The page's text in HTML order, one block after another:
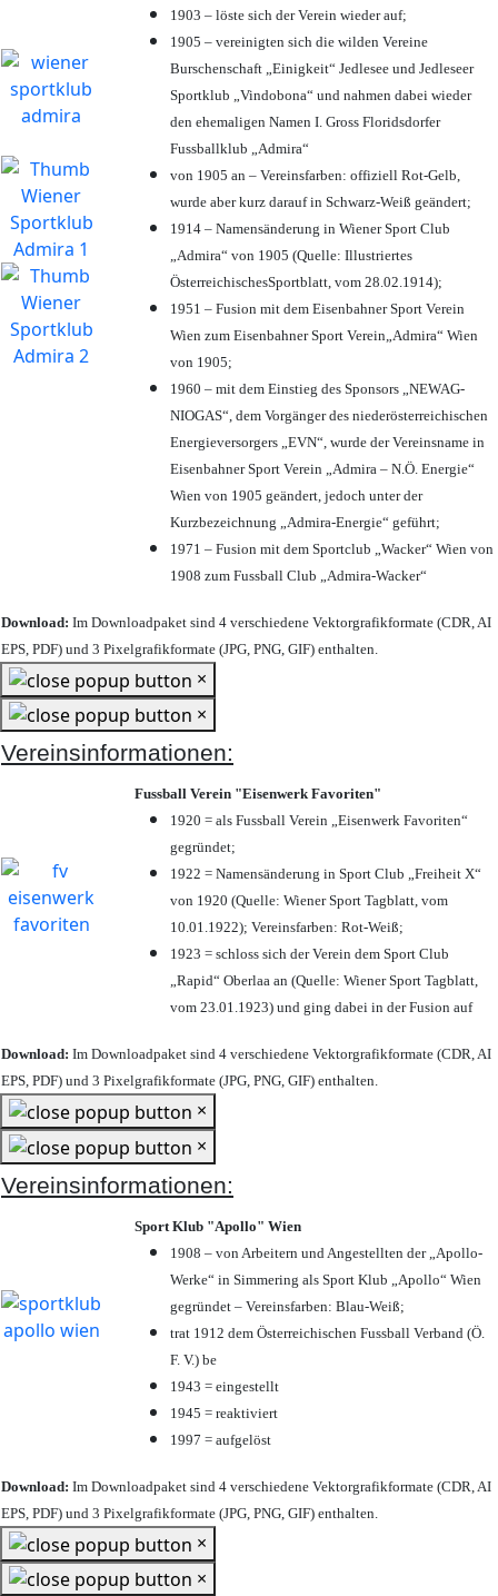
1903 – löste sich der Verein wieder auf;
1905 – vereinigten sich die wilden Vereine
Burschenschaft „Einigkeit“ Jedlesee und Jedleseer
Sportklub „Vindobona“ und nahmen dabei wieder
den ehemaligen Namen I. Gross Floridsdorfer
Fussballklub „Admira“
von 1905 an – Vereinsfarben: offiziell Rot-Gelb,
wurde aber kurz darauf in Schwarz-Weiß geändert;
1914 – Namensänderung in Wiener Sport Club
„Admira“ von 1905 (Quelle: Illustriertes
ÖsterreichischesSportblatt, vom 28.02.1914);
1951 – Fusion mit dem Eisenbahner Sport Verein
Wien zum Eisenbahner Sport Verein„Admira“ Wien
von 1905;
1960 – mit dem Einstieg des Sponsors „NEWAG-
NIOGAS“, dem Vorgänger des niederösterreichischen
Energieversorgers „EVN“, wurde der Vereinsname in
Eisenbahner Sport Verein „Admira – N.Ö. Energie“
Wien von 1905 geändert, jedoch unter der
Kurzbezeichnung „Admira-Energie“ geführt;
1971 – Fusion mit dem Sportclub „Wacker“ Wien von
1908 zum Fussball Club „Admira-Wacker“
Download: Im Downloadpaket sind 4 verschiedene Vektorgrafikformate (CDR, AI
EPS, PDF) und 3 Pixelgrafikformate (JPG, PNG, GIF) enthalten.
×
×
Vereinsinformationen:
Fussball Verein "Eisenwerk Favoriten"
1920 = als Fussball Verein „Eisenwerk Favoriten“
gegründet;
1922 = Namensänderung in Sport Club „Freiheit X“
von 1920 (Quelle: Wiener Sport Tagblatt, vom
10.01.1922); Vereinsfarben: Rot-Weiß;
1923 = schloss sich der Verein dem Sport Club
„Rapid“ Oberlaa an (Quelle: Wiener Sport Tagblatt,
vom 23.01.1923) und ging dabei in der Fusion auf
Download: Im Downloadpaket sind 4 verschiedene Vektorgrafikformate (CDR, AI
EPS, PDF) und 3 Pixelgrafikformate (JPG, PNG, GIF) enthalten.
×
×
Vereinsinformationen:
Sport Klub "Apollo" Wien
1908 – von Arbeitern und Angestellten der „Apollo-
Werke“ in Simmering als Sport Klub „Apollo“ Wien
gegründet – Vereinsfarben: Blau-Weiß;
trat 1912 dem Österreichischen Fussball Verband (Ö.
F. V.) be
1943 = eingestellt
1945 = reaktiviert
1997 = aufgelöst
Download: Im Downloadpaket sind 4 verschiedene Vektorgrafikformate (CDR, AI
EPS, PDF) und 3 Pixelgrafikformate (JPG, PNG, GIF) enthalten.
×
×